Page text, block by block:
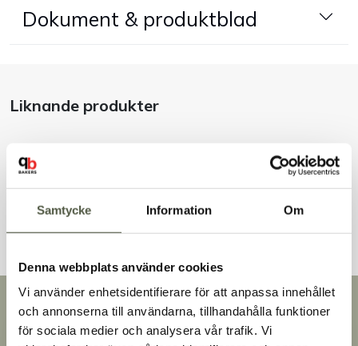
Samtycke Information Om
Denna webbplats använder cookies
Vi använder enhetsidentifierare för att anpassa innehållet
och annonserna till användarna, tillhandahålla funktioner
för sociala medier och analysera vår trafik. Vi
Handla efter bransch
Outlet
Om Bakers
Dokument & produktblad
Liknande produkter
Snabb leverans
Leverans inom 3-5 arbetsdagar.